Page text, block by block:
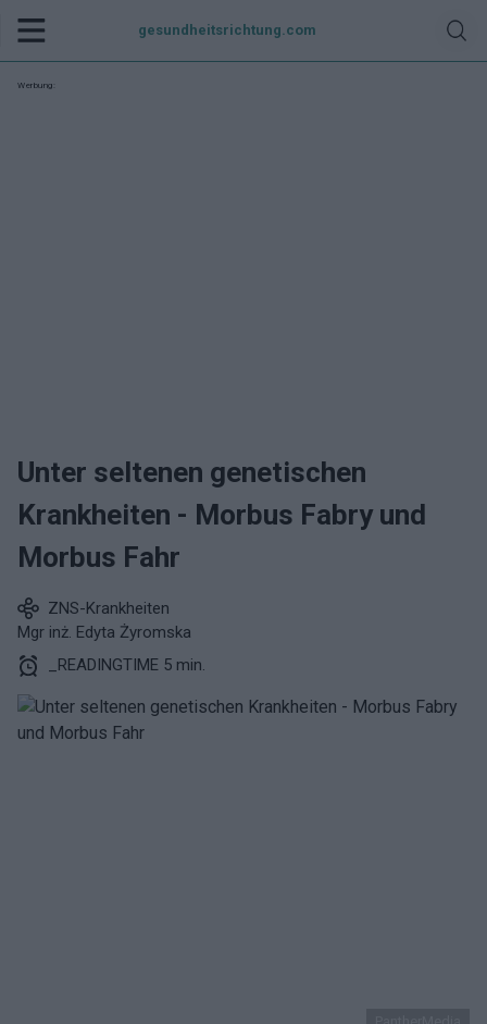
gesundheitsrichtung.com
Werbung:
Unter seltenen genetischen
Krankheiten - Morbus Fabry und
Morbus Fahr
ZNS-Krankheiten
Mgr inż. Edyta Żyromska
_READINGTIME 5 min.